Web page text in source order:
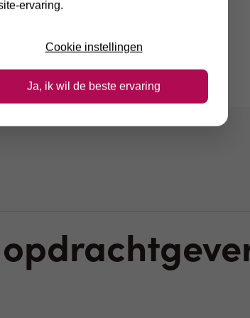
ervaring.
Cookie instellingen
Ja, ik wil de beste ervaring